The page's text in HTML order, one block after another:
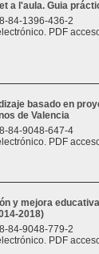
a l'aula. Guia
84-1396-436-2
PDF
basado en
de Valencia
84-9048-647-4
PDF
y mejora
2018)
84-9048-779-2
PDF